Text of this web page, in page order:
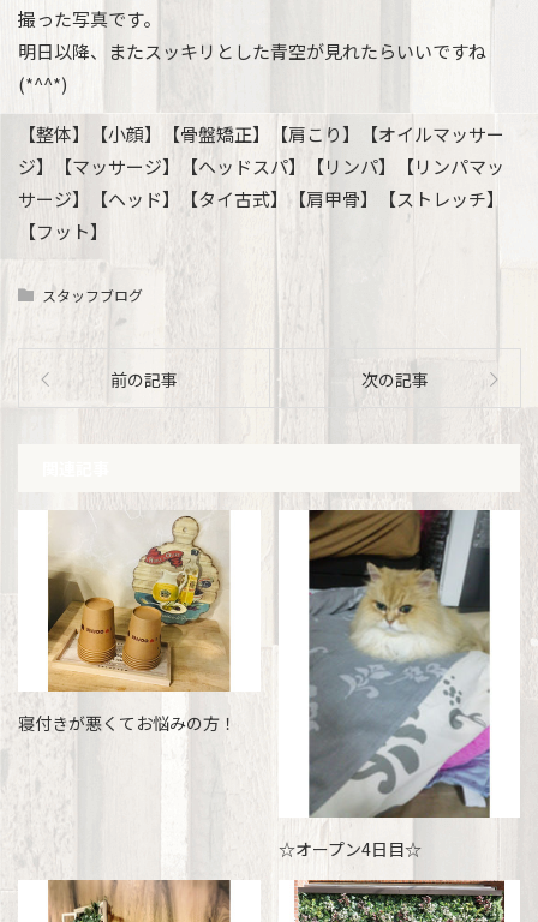
撮った写真です。
明日以降、またスッキリとした青空が見れたらいいですね
(*^^*)
【整体】【小顔】【骨盤矯正】【肩こり】【オイルマッサー
ジ】【マッサージ】【ヘッドスパ】【リンパ】【リンパマッ
サージ】【ヘッド】【タイ古式】【肩甲骨】【ストレッチ】
【フット】
スタッフブログ
前の記事 次の記事
寝付きが悪くてお悩みの方！
☆オープン4日目☆